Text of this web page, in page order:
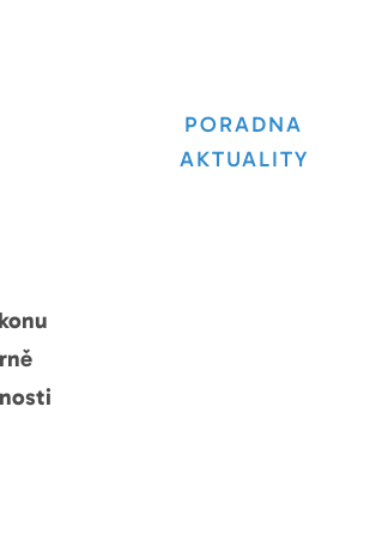
PORADNA
AKTUALITY